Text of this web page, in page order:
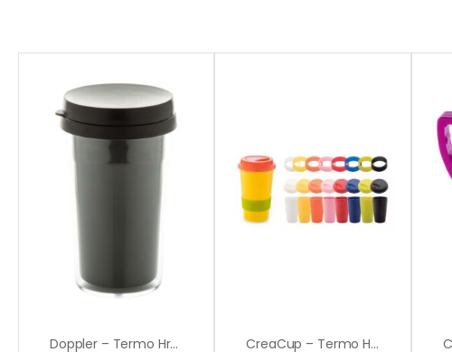
Doppler – Termo Hrnek CreaCup – Termo Hrnek Na Zakázku